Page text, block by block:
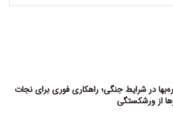
در شرایط جنگی؛ راهکاری فوری برای نجات
از ورشکستگی